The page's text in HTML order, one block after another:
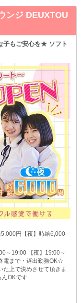
ンジ DEUXTOU
子もご安心を★ ソフト
5,000円【夜】時給6,000
～19:00 【夜】19:00～
電まで・遅出勤務OK☆
上で決めさせて頂きま
OKです